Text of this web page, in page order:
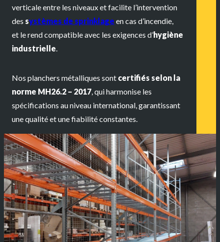
verticale entre les niveaux et facilite l’intervention
des systèmes de sprinklage en cas d’incendie,
et le rend compatible avec les exigences d’hygiène
industrielle
Nos planchers métalliques sont certifiés selon la
norme MH26.2 – 2017 , qui harmonise les
spécifications au niveau international, garantissant
une qualité et une fiabilité constantes.